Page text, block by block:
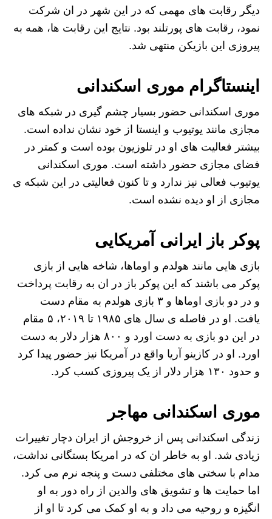
دیگر رقابت های مهمی که در این شهر در ان شرکت
نمود، رقابت های پورتلند بود. نتایج این رقابت ها، همه به
پیروزی این بازیکن منتهی شد.
اینستاگرام موری اسکندانی
موری اسکندانی حضور بسیار چشم گیری در شبکه های
مجازی مانند یوتیوب و اینستا از خود نشان نداده است.
بیشتر فعالیت های او در تلوزیون بوده است و کمتر در
فضای مجازی حضور داشته است. موری اسکندانی
یوتیوب فعالی نیز ندارد و تا کنون فعالیتی در این شبکه ی
مجازی از او دیده نشده است.
پوکر باز ایرانی آمریکایی
بازی هایی مانند هولدم و اوماها، شاخه هایی از بازی
پوکر می باشند که این پوکر باز در ان به رقابت پرداخت
و در دو بازی اوماها و ۳ بازی هولدم به مقام دست
یافت. او در فاصله ی سال های ۱۹۸۵ تا ۲۰۱۹، ۵ مقام
در این دو بازی به دست اورد و ۸۰۰ هزار دلار به دست
اورد. او در کازینو آریا واقع در آمریکا نیز حضور پیدا کرد
و حدود ۱۳۰ هزار دلار از یک پیروزی کسب کرد.
موری اسکندانی مهاجر
زندگی اسکندانی پس از خروجش از ایران دچار تغییرات
زیادی شد. او به خاطر ان که در امریکا بستگانی نداشت،
مدام با سختی های مختلفی دست و پنجه نرم می کرد.
اما حمایت ها و تشویق های والدین از راه دور به او
انگیزه و روحیه می داد و به او کمک می کرد تا او از